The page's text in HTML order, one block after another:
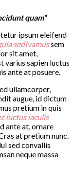
quam“
ipsum eleifend
sedIvamussem
sit amet,
varius sapien luctus
ante at posuere.
ullamcorper,
augue, id dictum
pretium in quis
luctus iaculis
ante at, ornare
at pretium nunc.
sed convallis
neque massa